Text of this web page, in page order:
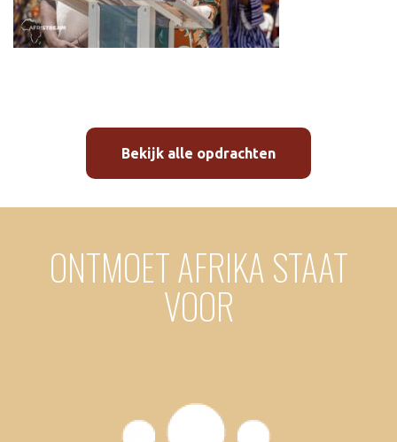
Bekijk alle opdrachten
ONTMOET AFRIKA STAAT
VOOR